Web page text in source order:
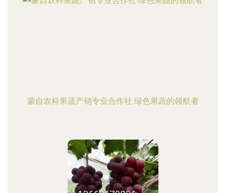
蒙自农科果蔬产销专业合作社 绿色果蔬的领航者